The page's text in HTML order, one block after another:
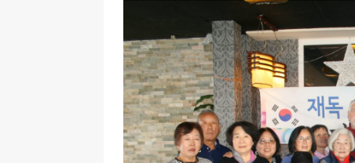
[ 2026-07-20 ] 김담예 아동을 소개 합
[ 2022-03-20 ] 사진의 주인을 찾습니